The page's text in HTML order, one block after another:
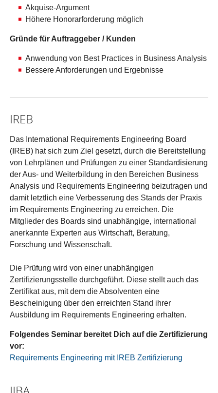
Akquise-Argument
Höhere Honorarforderung möglich
Gründe für Auftraggeber / Kunden
Anwendung von Best Practices in Business Analysis
Bessere Anforderungen und Ergebnisse
IREB
Das International Requirements Engineering Board
(IREB) hat sich zum Ziel gesetzt, durch die Bereitstellung
von Lehrplänen und Prüfungen zu einer Standardisierung
der Aus- und Weiterbildung in den Bereichen Business
Analysis und Requirements Engineering beizutragen und
damit letztlich eine Verbesserung des Stands der Praxis
im Requirements Engineering zu erreichen. Die
Mitglieder des Boards sind unabhängige, international
anerkannte Experten aus Wirtschaft, Beratung,
Forschung und Wissenschaft.
Die Prüfung wird von einer unabhängigen
Zertifizierungsstelle durchgeführt. Diese stellt auch das
Zertifikat aus, mit dem die Absolventen eine
Bescheinigung über den erreichten Stand ihrer
Ausbildung im Requirements Engineering erhalten.
Folgendes Seminar bereitet Dich auf die Zertifizierung
vor:
Requirements Engineering mit IREB Zertifizierung